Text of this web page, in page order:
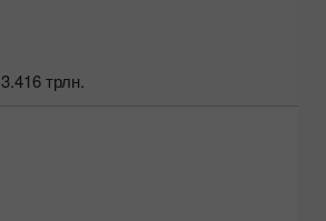
3.416 трлн.